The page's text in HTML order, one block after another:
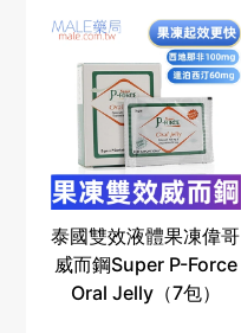
泰國雙效液體果凍偉哥
威而鋼Super P-Force
Oral Jelly（7包）